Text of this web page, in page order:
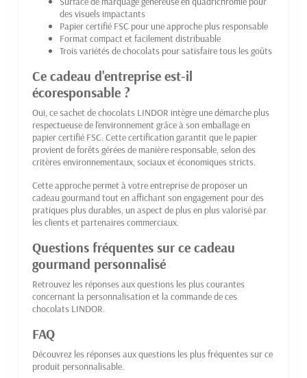
des visuels impactants
Papier certifié FSC pour une approche plus responsable
Format compact et facilement distribuable
Trois variétés de chocolats pour satisfaire tous les goûts
Ce cadeau d'entreprise est-il
écoresponsable ?
Oui, ce sachet de chocolats LINDOR intègre une démarche plus
respectueuse de l'environnement grâce à son emballage en
papier certifié FSC. Cette certification garantit que le papier
provient de forêts gérées de manière responsable, selon des
critères environnementaux, sociaux et économiques stricts.
Cette approche permet à votre entreprise de proposer un
cadeau gourmand tout en affichant son engagement pour des
pratiques plus durables, un aspect de plus en plus valorisé par
les clients et partenaires commerciaux.
Questions fréquentes sur ce cadeau
gourmand personnalisé
Retrouvez les réponses aux questions les plus courantes
concernant la personnalisation et la commande de ces
chocolats LINDOR.
FAQ
Découvrez les réponses aux questions les plus fréquentes sur ce
produit personnalisable.